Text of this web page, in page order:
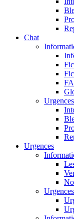
Chat
Urgences
Urgences
Urgences